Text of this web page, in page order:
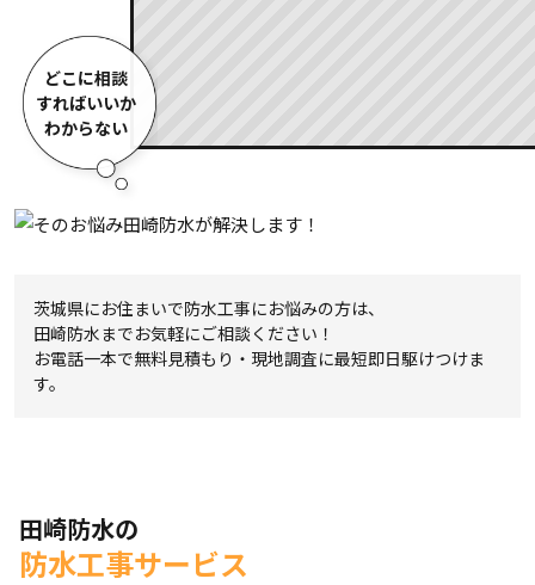
どこに相談
すればいいか
わからない
茨城県にお住まいで防水工事にお悩みの方は、
田崎防水までお気軽にご相談ください！
お電話一本で無料見積もり・現地調査に最短即日駆けつけま
す。
田崎防水の
防水工事サービス